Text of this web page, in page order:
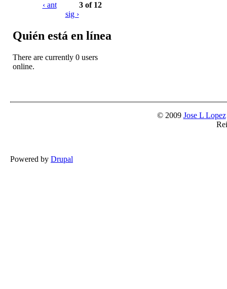
‹ ant
3 of 12
sig ›
Quién está en línea
There are currently 0 users
online.
© 2009 Jose L Lopez
Powered by Drupal